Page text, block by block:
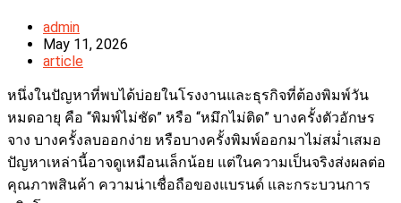
Post
author:
admin
Post
published:
May 11, 2026
Post
article
หนึ่งในปัญหาที่พบได้บ่อยในโรงงานและธุรกิจที่ต้องพิมพ์วัน
หมดอายุ คือ “พิมพ์ไม่ชัด” หรือ “หมึกไม่ติด” บางครั้งตัวอักษร
จาง บางครั้งลบออกง่าย หรือบางครั้งพิมพ์ออกมาไม่สม่ำเสมอ
ปัญหาเหล่านี้อาจดูเหมือนเล็กน้อย แต่ในความเป็นจริงส่งผลต่อ
คุณภาพสินค้า ความน่าเชื่อถือของแบรนด์ และกระบวนการ